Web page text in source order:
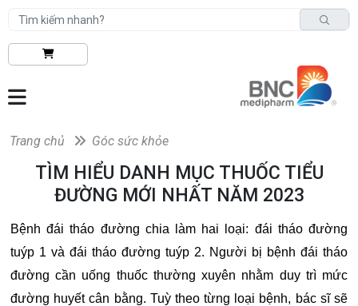
Trang chủ Góc sức khỏe
TÌM HIỂU DANH MỤC THUỐC TIỂU
ĐƯỜNG MỚI NHẤT NĂM 2023
Bệnh đái tháo đường chia làm hai loại: đái tháo đường
tuýp 1 và đái tháo đường tuýp 2. Người bị bệnh đái tháo
đường cần uống thuốc thường xuyên nhằm duy trì mức
đường huyết cân bằng. Tuỳ theo từng loại bệnh, bác sĩ sẽ